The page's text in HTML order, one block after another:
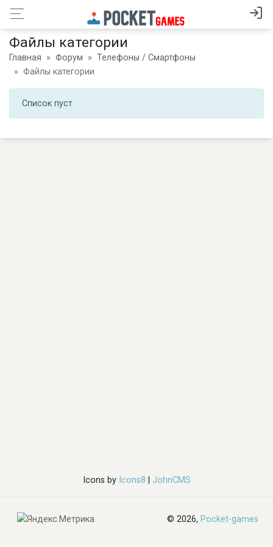
Файлы категории
Главная Форум
Телефоны / Смартфоны
Файлы категории
Список пуст
Icons byIcons8 JohnCMS
© 2026, Pocket-games